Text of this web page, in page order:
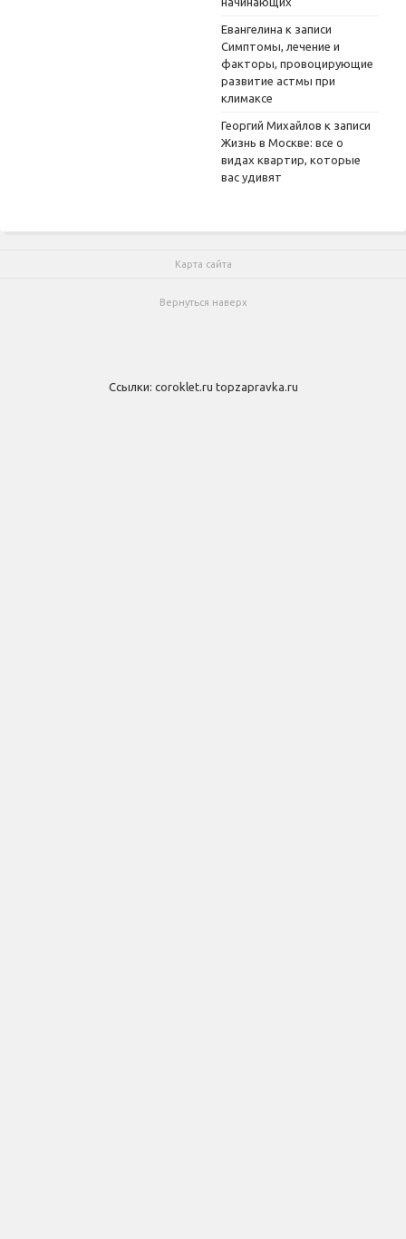
Евангелина к записи
Симптомы, лечение и
факторы, провоцирующие
развитие астмы при
климаксе
Георгий Михайлов к записи
Жизнь в Москве: все о
видах квартир, которые
вас удивят
Карта сайта
Вернуться наверх
Ссылки: coroklet.ru topzapravka.ru